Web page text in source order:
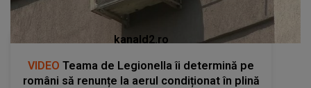
kanald2.ro
VIDEO Teama de Legionella îi determină pe
români să renunțe la aerul condiționat în plină